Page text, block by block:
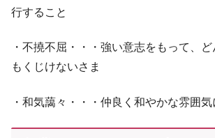
行すること
・不撓不屈・・・強い意志をもって、
もくじけないさま
・和気藹々・・・仲良く和やかな雰囲